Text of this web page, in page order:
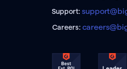
Support:
Careers: